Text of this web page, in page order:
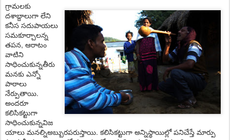
గ్రామ‌ల‌కు
దశాబ్దాలుగా లేని
క‌నీస స‌దుపాయ‌లు
స‌మ‌కూర్చాల‌న్న
త‌ప‌న, ఆరాటం
వాటిని
సాధించుకున్నతీరు
మ‌న‌కు ఎన్నో
పాఠాలు
నేర్పుతాయి.
అంద‌రూ
క‌లిసిక‌ట్టుగా
సాధించుకున్నవిజ
యాలు మనల్నిఅబ్బుర‌ప‌రుస్తాయి. కలిసికట్టుగా అన్నిస్థాయిల్లో పనిచేస్తే మార్పు